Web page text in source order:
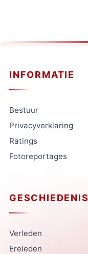
INFORMATIE
Bestuur
Privacyverklaring
Ratings
Fotoreportages
GESCHIEDENIS
Verleden
Ereleden